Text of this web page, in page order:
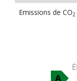
Emissions de CO2